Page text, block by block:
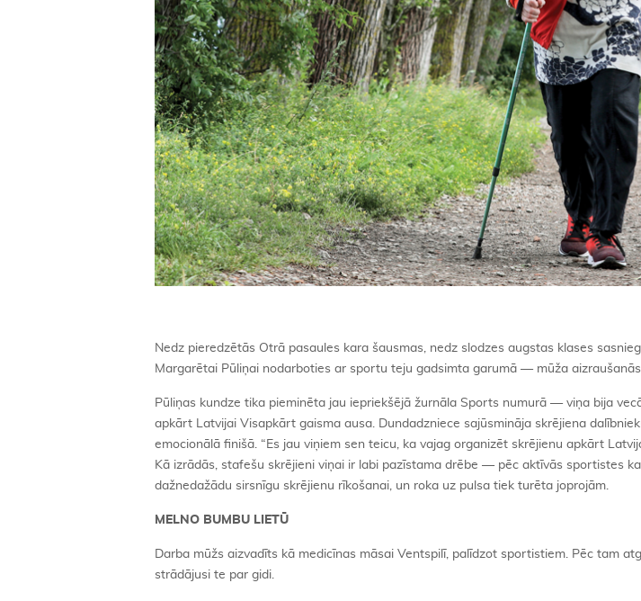
Nedz pieredzētās Otrā pasaules kara šausmas, nedz slodzes augstas klases
Margarētai Pūliņai nodarboties ar sportu teju gadsimta garumā — mūža
Pūliņas kundze tika pieminēta jau iepriekšējā žurnāla Sports numurā — viņa bija
apkārt Latvijai Visapkārt gaisma ausa. Dundadzniece sajūsmināja skrējiena
emocionālā finišā. “Es jau viņiem sen teicu, ka vajag organizēt skrējienu apkārt
Kā izrādās, stafešu skrējieni viņai ir labi pazīstama drēbe — pēc aktīvās sportistes
dažnedažādu sirsnīgu skrējienu rīkošanai, un roka uz pulsa tiek turēta joprojām.
MELNO BUMBU LIETŪ
Darba mūžs aizvadīts kā medicīnas māsai Ventspilī, palīdzot sportistiem. Pēc tam
strādājusi te par gidi.